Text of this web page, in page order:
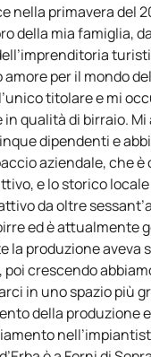
nella primavera del
della mia famiglia,
per il mondo
titolare e mi
qualità di birraio. Mi
dipendenti e
aziendale, che è
e lo storico
da oltre
ed è attualmente
la produzione aveva
crescendo
in uno spazio più
della produzione